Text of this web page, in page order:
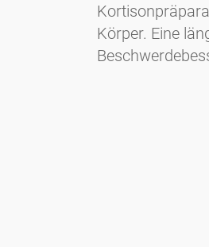
Körper. Eine